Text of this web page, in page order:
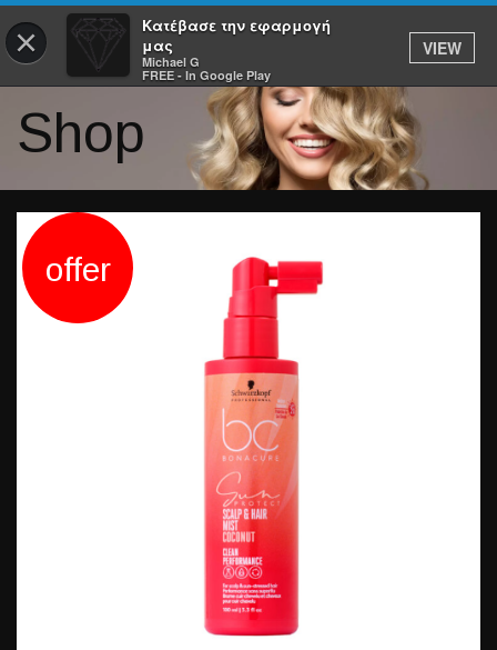
×
Κατέβασε την εφαρμογή
μας
Michael G
FREE - In Google Play
VIEW
Shop
offer